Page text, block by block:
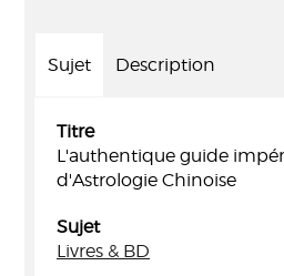
Sujet Description
Titre
L'authentique guide
d'Astrologie Chinoise
Sujet
Livres & BD